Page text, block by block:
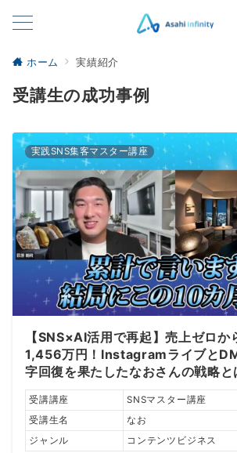
ホーム 実績紹介
受講生の成功事例
実践SNS集客マスター講座
【SNS×AI活用で再起】売上ゼロか
1,456万円！Instagramライブと
字回復を果たしたなおさんの戦略と
受講講座
SNSマスター講座
受講生名
なお
ジャンル
コンテンツビジネス